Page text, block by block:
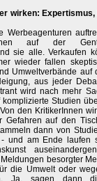
wirken:
Werbeagenturen
auf der
sie alle. Verkaufen
wieder fallen
Umweltverbände auf
aus jeder
wird nach mehr
Studien
den KritikerInnen
Gefahren auf den
dann von
und am Ende laufen
besorgter
die Umwelt oder